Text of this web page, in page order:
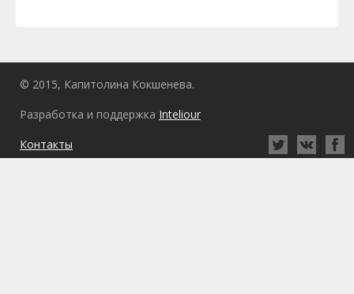
© 2015, Капитолина Кокшенева.
Разработка и поддержка Inteliour
Контакты